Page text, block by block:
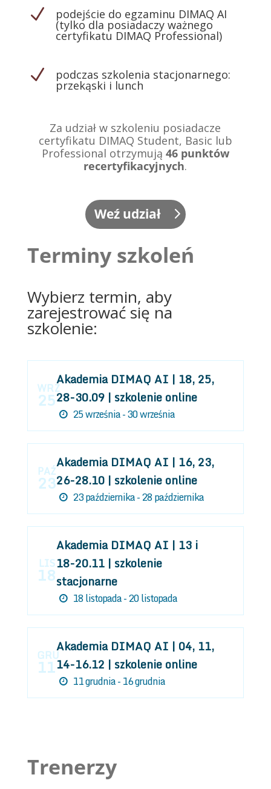
N podejście do egzaminu DIMAQ AI
(tylko dla posiadaczy ważnego
certyfikatu DIMAQ Professional)
N podczas szkolenia stacjonarnego:
przekąski i lunch
Za udział w szkoleniu posiadacze
certyfikatu DIMAQ Student, Basic lub
Professional otrzymują 46punktów
recertyfikacyjnych.
Weź udział
Terminy szkoleń
Wybierz termin, aby
zarejestrować się na
szkolenie:
WRZ
25
Akademia DIMAQ AI | 18, 25,
28-30.09 | szkolenie online
25 września - 30 września
PAŹ
23
Akademia DIMAQ AI | 16, 23,
26-28.10 | szkolenie online
23 października - 28 października
LIS
18
Akademia DIMAQ AI | 13 i
18-20.11 | szkolenie
stacjonarne
18 listopada - 20 listopada
GRU
11
Akademia DIMAQ AI | 04, 11,
14-16.12 | szkolenie online
11 grudnia - 16 grudnia
Trenerzy